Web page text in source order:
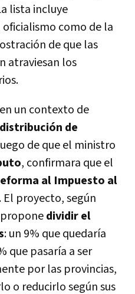
lista incluye
como de la
de que las
atraviesan los
un contexto de
de
de que el ministro
, confirmara que el
al Impuesto al
. El proyecto, según
dividir el
: un 9% que quedaría
que pasaría a ser
por las provincias,
o reducirlo según sus